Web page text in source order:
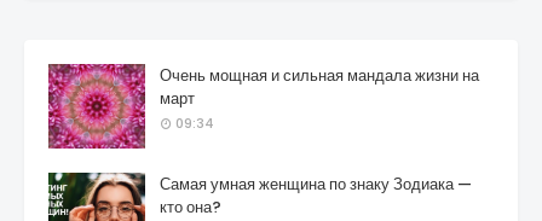
Очень мощная и сильная мандала жизни на
март
09:34
Самая умная женщина по знаку Зодиака —
кто она?